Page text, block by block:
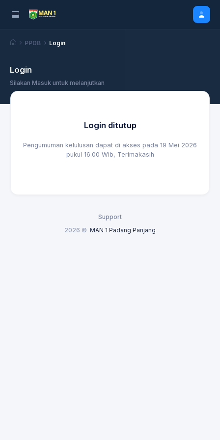
PPDB Login
Login
Silakan Masuk untuk melanjutkan
Login ditutup
Pengumuman kelulusan dapat di akses pada 19 Mei 2026
pukul 16.00 Wib, Terimakasih
2026 © MAN 1 Padang Panjang
Support